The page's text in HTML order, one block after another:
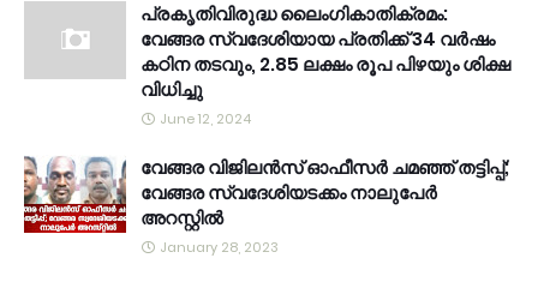
പ്രകൃതിവിരുദ്ധ ലൈംഗികാതിക്രമം:
വേങ്ങര സ്വദേശിയായ പ്രതിക്ക് 34 വര്‍ഷം
കഠിന തടവും, 2.85 ലക്ഷം രൂപ പിഴയും ശിക്ഷ
വിധിച്ചു
June 12, 2024
വേങ്ങര വിജിലൻസ് ഓഫീസർ ചമഞ്ഞ് തട്ടിപ്പ്;
വേങ്ങര സ്വദേശിയടക്കം നാലുപേർ
അറസ്റ്റിൽ
January 28, 2023